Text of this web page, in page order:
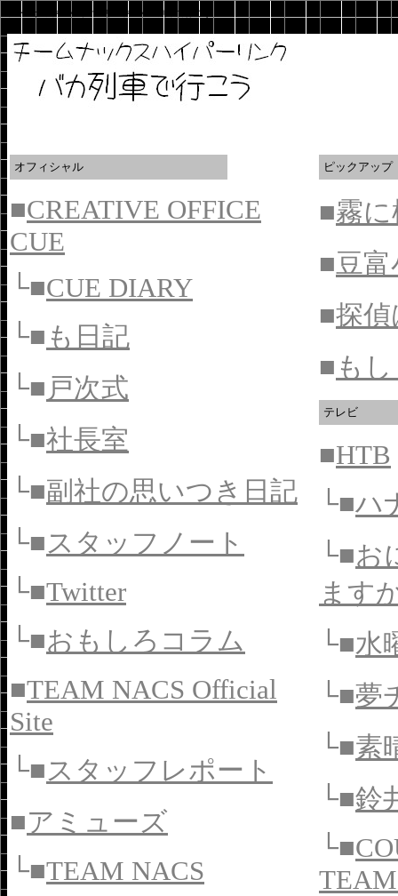
チームナックスハイパーリンク「バカ列車で行こう！」
オフィシャル
■CREATIVE OFFICE
CUE
└■CUE DIARY
└■ も日記
└■ 戸次式
└■社長室
└■副社の思いつき日記
└■スタッフノート
└■Twitter
└■おもしろコラム
■TEAM NACS Official
Site
└■スタッフレポート
■アミューズ
└■TEAM NACS
ピックアップ
■霧
■豆富
■探
■ も
テレビ
■HTB
└■ハ
└■お
ます
└■水
└■夢
└■素
└■鈴
└■